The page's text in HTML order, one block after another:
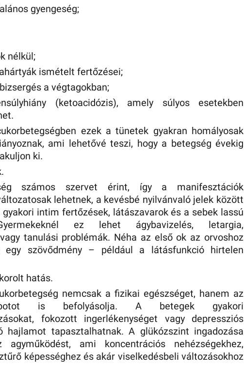
gyengeség;
nélkül;
ismételt fertőzései;
a végtagokban;
(ketoacidózis), amely súlyos esetekben
ezek a tünetek gyakran homályosak
ami lehetővé teszi, hogy a betegség évekig
ki.
számos szervet érint, így a manifesztációk
lehetnek, a kevésbé nyilvánvaló jelek között
intim fertőzések, látászavarok és a sebek lassú
ez lehet ágybavizelés, letargia,
tanulási problémák. Néha az első ok az orvoshoz
egy szövődmény – például a látásfunkció hirtelen
​​hatás.
nemcsak a fizikai egészséget, hanem az
is befolyásolja. A betegek gyakori
fokozott ingerlékenységet vagy depressziós
hajlamot tapasztalhatnak. A glükózszint ingadozása
agyműködést, ami koncentrációs nehézségekhez,
képességhez és akár viselkedésbeli változásokhoz